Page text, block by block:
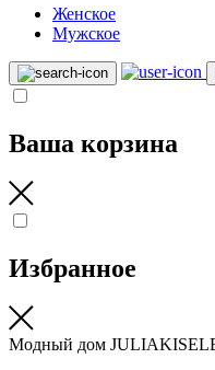
Женское
Мужское
Ваша корзина
Избранное
Модный дом